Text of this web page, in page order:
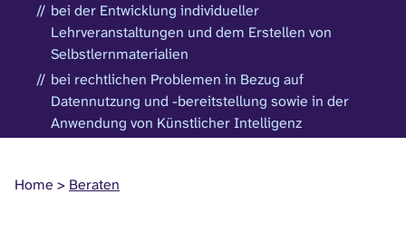
Home Beraten
bei der Entwicklung individueller
Lehrveranstaltungen und dem Erstellen von
Selbstlernmaterialien
bei rechtlichen Problemen in Bezug auf
Datennutzung und -bereitstellung sowie in der
Anwendung von Künstlicher Intelligenz